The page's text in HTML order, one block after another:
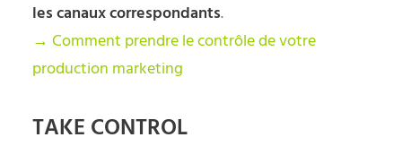
les canaux correspondants.
→ Comment prendre le contrôle de votre
production marketing
TAKE CONTROL